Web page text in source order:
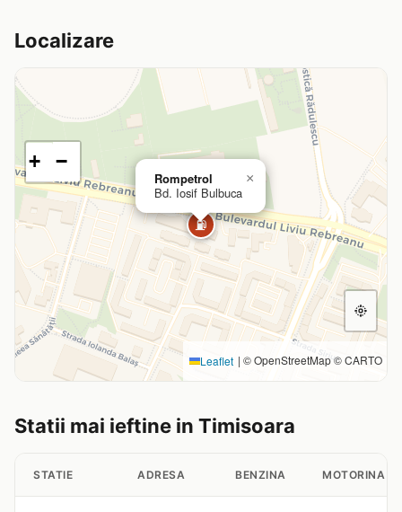
Localizare
⛽
Rompetrol
Bd. Iosif Bulbuca
×
+ −
Leaflet | © OpenStreetMap © CARTO
Statii mai ieftine in Timisoara
STATIE ADRESA BENZINA MOTORINA